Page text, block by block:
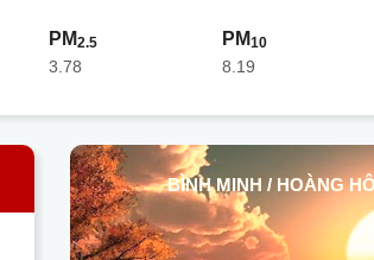
PM2.5
3.78
PM10
8.19
BÌNH MINH / HOÀNG